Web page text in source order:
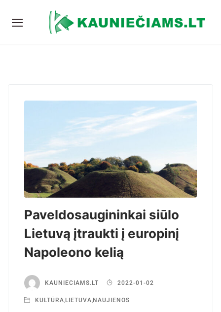
Paveldosaugininkai siūlo
Lietuvą įtraukti į europinį
Napoleono kelią
KAUNIECIAMS.LT 2022-01-02
KULTŪRA LIETUVA NAUJIENOS